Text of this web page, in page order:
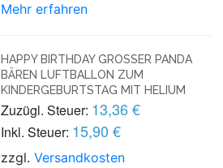
Mehr erfahren
HAPPY BIRTHDAY GROSSER PANDA B
ÄREN LUFTBALLON ZUM K
INDERGEBURTSTAG MIT HELIUM
Zuzügl. Steuer: 13,36 €
Inkl. Steuer: 15,90 €
zzgl.Versandkosten